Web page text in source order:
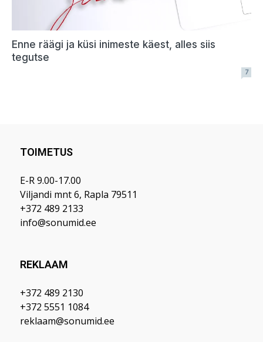
TOIMETUS
E-R 9.00-17.00
Viljandi mnt 6, Rapla 79511
+372 489 2133
info@sonumid.ee
REKLAAM
+372 489 2130
+372 5551 1084
reklaam@sonumid.ee